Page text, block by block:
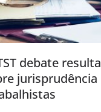
debate
jurisprudência